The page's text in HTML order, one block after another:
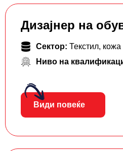
Дизајнер на
Сектор: Текстил,
Ниво на
Види повеќе